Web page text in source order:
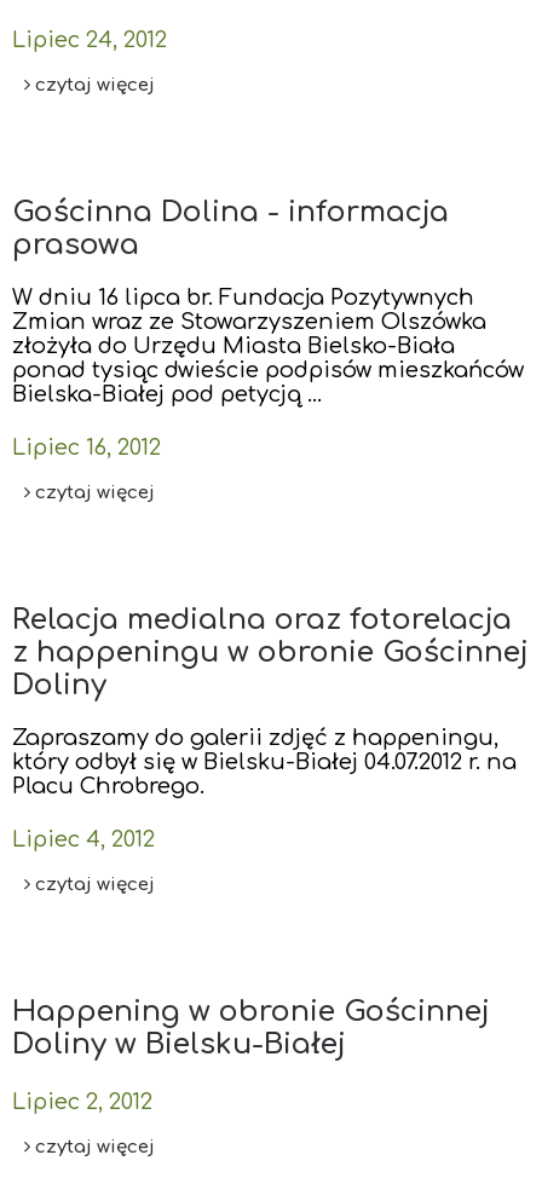
Lipiec 24, 2012
czytaj więcej
Gościnna Dolina - informacja
prasowa
W dniu 16 lipca br. Fundacja Pozytywnych
Zmian wraz ze Stowarzyszeniem Olszówka
złożyła do Urzędu Miasta Bielsko-Biała
ponad tysiąc dwieście podpisów mieszkańców
Bielska-Białej pod petycją …
Lipiec 16, 2012
czytaj więcej
Relacja medialna oraz fotorelacja
z happeningu w obronie Gościnnej
Doliny
Zapraszamy do galerii zdjęć z happeningu,
który odbył się w Bielsku-Białej 04.07.2012 r. na
Placu Chrobrego.
Lipiec 4, 2012
czytaj więcej
Happening w obronie Gościnnej
Doliny w Bielsku-Białej
Lipiec 2, 2012
czytaj więcej